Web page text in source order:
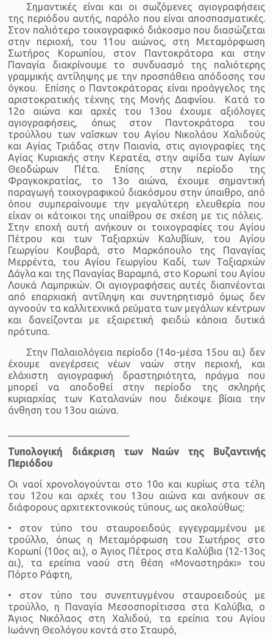
Σημαντικές είναι και οι σωζόμενες αγιογραφήσεις
της περιόδου αυτής, παρόλο που είναι αποσπασματικές.
Στον παλιότερο τοιχογραφικό διάκοσμο που διασώζεται
στην περιοχή, του 11ου αιώνος, στη Μεταμόρφωση
Σωτήρος Κορωπίου, στον Παντοκράτορα και στην
Παναγία διακρίνουμε το συνδυασμό της παλιότερης
γραμμικής αντίληψης με την προσπάθεια απόδοσης του
όγκου. Επίσης ο Παντοκράτορας είναι προάγγελος της
αριστοκρατικής τέχνης της Μονής Δαφνίου. Κατά το
12ο αιώνα και αρχές του 13ου έχουμε αξιόλογες
αγιογραφήσεις, όπως στον Παντοκράτορα του
τρούλλου των ναΐσκων του Αγίου Νικολάου Χαλιδούς
και Αγίας Τριάδας στην Παιανία, στις αγιογραφίες της
Αγίας Κυριακής στην Κερατέα, στην αψίδα των Αγίων
Θεοδώρων Πέτα. Επίσης στην περίοδο της
Φραγκοκρατίας, το 13ο αιώνα, έχουμε σημαντική
παραγωγή τοιχογραφικού διακόσμου στην ύπαιθρο, από
όπου συμπεραίνουμε την μεγαλύτερη ελευθερία που
είχαν οι κάτοικοι της υπαίθρου σε σχέση με τις πόλεις.
Στην εποχή αυτή ανήκουν οι τοιχογραφίες του Αγίου
Πέτρου και των Ταξιαρχών Καλυβίων, του Αγίου
Γεωργίου Κουβαρά, στο Μαρκόπουλο της Παναγίας
Μερρέντα, του Αγίου Γεωργίου Καδί, των Ταξιαρχών
Δάγλα και της Παναγίας Βαραμπά, στο Κορωπί του Αγίου
Λουκά Λαμπρικών. Οι αγιογραφήσεις αυτές διαπνέονται
από επαρχιακή αντίληψη και συντηρητισμό όμως δεν
αγνοούν τα καλλιτεχνικά ρεύματα των μεγάλων κέντρων
και δανείζονται με εξαιρετική φειδώ κάποια δυτικά
πρότυπα.
Στην Παλαιολόγεια περίοδο (14ο-μέσα 15ου αι.) δεν
έχουμε ανεγέρσεις νέων ναών στην περιοχή, και
ελάχιστη αγιογραφική δραστηριότητα, πράγμα που
μπορεί να αποδοθεί στην περίοδο της σκληρής
κυριαρχίας των Καταλανών που διέκοψε βίαια την
άνθηση του 13ου αιώνα.
Τυπολογική διάκριση των Ναών της Βυζαντινής
Περιόδου
Οι ναοί χρονολογούνται στο 10ο και κυρίως στα τέλη
του 12ου και αρχές του 13ου αιώνα και ανήκουν σε
διάφορους αρχιτεκτονικούς τύπους, ως ακολούθως:
• στον τύπο του σταυροειδούς εγγεγραμμένου με
τρούλλο, όπως η Μεταμόρφωση του Σωτήρος στο
Κορωπί (10ος αι.), ο Άγιος Πέτρος στα Καλύβια (12-13ος
αι.), τα ερείπια ναού στη θέση «Μοναστηράκι» του
Πόρτο Ράφτη,
• στον τύπο του συνεπτυγμένου σταυροειδούς με
τρούλλο, η Παναγία Μεσοσπορίτισσα στα Καλύβια, ο
Άγιος Νικόλαος στη Χαλιδού, τα ερείπια του Αγίου
Ιωάννη Θεολόγου κοντά στο Σταυρό,